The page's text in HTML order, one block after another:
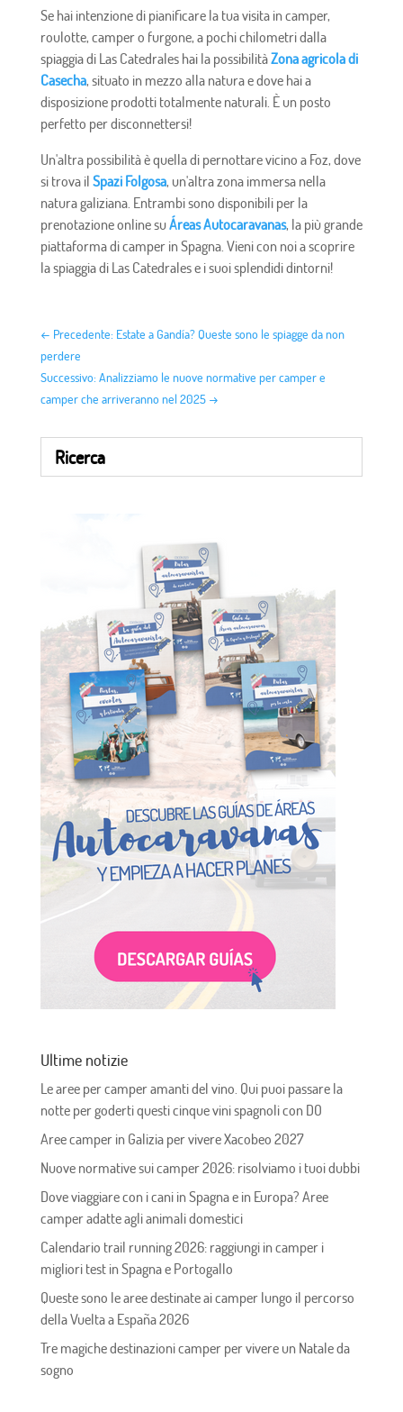
Se hai intenzione di pianificare la tua visita in camper,
roulotte, camper o furgone, a pochi chilometri dalla
spiaggia di Las Catedrales hai la possibilitàZona agricola di
Casecha, situato in mezzo alla natura e dove hai a
disposizione prodotti totalmente naturali. È un posto
perfetto per disconnettersi!
Un'altra possibilità è quella di pernottare vicino a Foz, dove
si trova il Spazi Folgosa, un'altra zona immersa nella
natura galiziana. Entrambi sono disponibili per la
prenotazione online suÁreas Autocaravanas, la più grande
piattaforma di camper in Spagna. Vieni con noi a scoprire
la spiaggia di Las Catedrales e i suoi splendidi dintorni!
← Precedente: Estate a Gandía? Queste sono le spiagge da non
perdere
Successivo: Analizziamo le nuove normative per camper e
camper che arriveranno nel 2025→
Ultime notizie
Le aree per camper amanti del vino. Qui puoi passare la
notte per goderti questi cinque vini spagnoli con DO
Aree camper in Galizia per vivere Xacobeo 2027
Nuove normative sui camper 2026: risolviamo i tuoi dubbi
Dove viaggiare con i cani in Spagna e in Europa? Aree
camper adatte agli animali domestici
Calendario trail running 2026: raggiungi in camper i
migliori test in Spagna e Portogallo
Queste sono le aree destinate ai camper lungo il percorso
della Vuelta a España 2026
Tre magiche destinazioni camper per vivere un Natale da
sogno